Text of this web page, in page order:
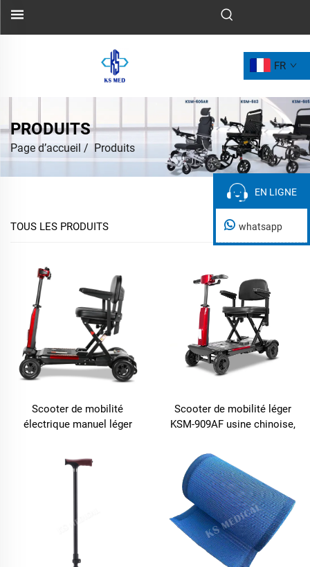
FR
PRODUITS
Page d’accueil / Produits
TOUS LES PRODUITS
Scooter de mobilité
électrique manuel léger
LED, exportateur en gros
Scooter de mobilité léger
KSM-909AF usine chinoise,
scooter pliable automatique
pour adultes handicapés
EN LIGNE
EN LIGNE
whatsapp